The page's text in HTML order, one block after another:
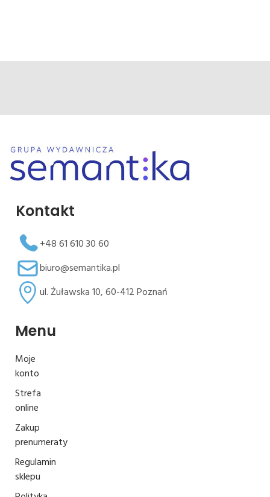
Kontakt
+48 61 610 30 60
biuro@semantika.pl
ul. Żuławska 10, 60-412 Poznań
Menu
Moje
konto
Strefa
online
Zakup
prenumeraty
Regulamin
sklepu